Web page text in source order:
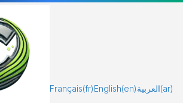
Français(fr) English(en)العربية(ar)